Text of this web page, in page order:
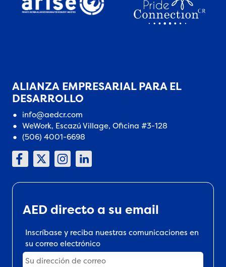
ALIANZA EMPRESARIAL PARA EL
DESARROLLO
info@aedcr.com
WeWork, Escazú Village, Oficina #3-128
(506) 4001-6698
AED directo a su email
Inscríbase y reciba nuestras comunicaciones en
su correo electrónico